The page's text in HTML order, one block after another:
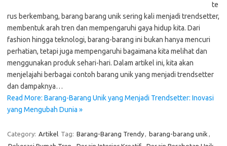
te
rus berkembang, barang barang unik sering kali menjadi trendsetter,
membentuk arah tren dan mempengaruhi gaya hidup kita. Dari
fashion hingga teknologi, barang-barang ini bukan hanya mencuri
perhatian, tetapi juga mempengaruhi bagaimana kita melihat dan
menggunakan produk sehari-hari. Dalam artikel ini, kita akan
menjelajahi berbagai contoh barang unik yang menjadi trendsetter
dan dampaknya…
Read More: Barang-Barang Unik yang Menjadi Trendsetter: Inovasi
yang Mengubah Dunia »
Category: Artikel Tag: Barang-Barang Trendy, barang-barang unik ,